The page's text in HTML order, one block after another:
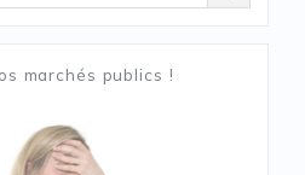
marchés publics !